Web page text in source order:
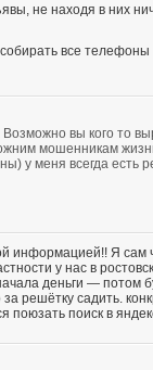
не находя в них
все
вы кого то
мошенникам
у меня всегда есть
информацией!! Я
у нас в
деньги — потом
решётку садить.
поюзать поиск в